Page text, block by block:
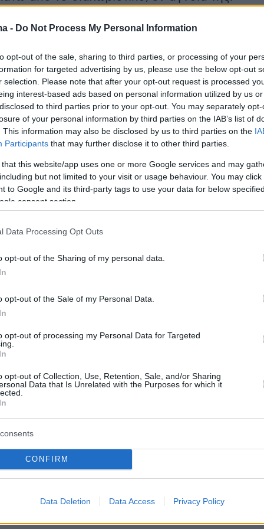
- Do Not Process My Personal Information
opt-out of the sale, sharing to third parties, or processing of your
for targeted advertising by us, please use the below opt-out
selection. Please note that after your opt-out request is processed
interest-based ads based on personal information utilized by us
to third parties prior to your opt-out. You may separately
of your personal information by third parties on the IAB’s list of
This information may also be disclosed by us to third parties on the
Participants that may further disclose it to other third parties.
that this website/app uses one or more Google services and may
but not limited to your visit or usage behaviour. You may
to Google and its third-party tags to use your data for below
consent section.
Data Processing Opt Outs
opt-out of the Sharing of my personal data.
opt-out of the Sale of my Personal Data.
opt-out of processing my Personal Data for Targeted
opt-out of Collection, Use, Retention, Sale, and/or Sharing
Data that Is Unrelated with the Purposes for which it
CONFIRM
Data Deletion Data Access Privacy Policy
από την ίδια, επιχείρησε να
αρχικά στην τουαλέτα και στη συνέχεια στο
πραγματοποιήθηκε στην οικία του,
δικαστικής Αρχής, βρέθηκαν και
ηλεκτρονικοί υπολογιστέςκαιφορητές
ψηφιακών δεδομένων.
από την έως τώρα ανάλυση, υπάρχει
φωτογραφιών και βίντεο
αλλά και γυμνές, εμφανώς
τουαλέτες και Μέσα Μαζικής Μεταφοράς,
τηλέφωνο είτε από κρυφή κάμερα/
ενέργειες που οι γυναίκες προφανώς
λόγο η εισαγγελέας ζήτησε να εξαχθούν
να σχηματιστείξεχωριστή δικογραφία
για
υλικό που κατείχε ο κατηγορούμενος.
ότι το σύνολο των κατασχεθέντων αρχείων
αρμόδια εγκληματολογική υπηρεσία για
εξέταση.
protothema.gr στο Google News
και μάθετε πρώτοι